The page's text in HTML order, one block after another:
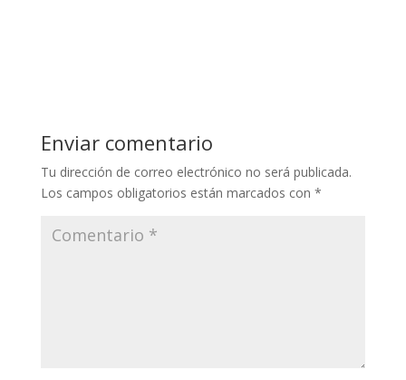
Enviar comentario
Tu dirección de correo electrónico no será publicada.
Los campos obligatorios están marcados con *